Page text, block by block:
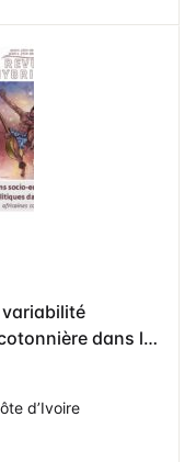
dans le
2013-
d’Ivoire